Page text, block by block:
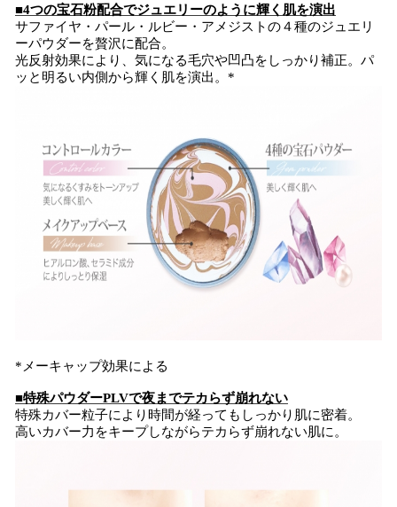
■4つの宝石粉配合でジュエリーのように輝く肌を演出
サファイヤ・パール・ルビー・アメジストの４種のジュエリ
ーパウダーを贅沢に配合。
光反射効果により、気になる毛穴や凹凸をしっかり補正。パ
ッと明るい内側から輝く肌を演出。*
*メーキャップ効果による
■特殊パウダーPLVで夜までテカらず崩れない
特殊カバー粒子により時間が経ってもしっかり肌に密着。
高いカバー力をキープしながらテカらず崩れない肌に。